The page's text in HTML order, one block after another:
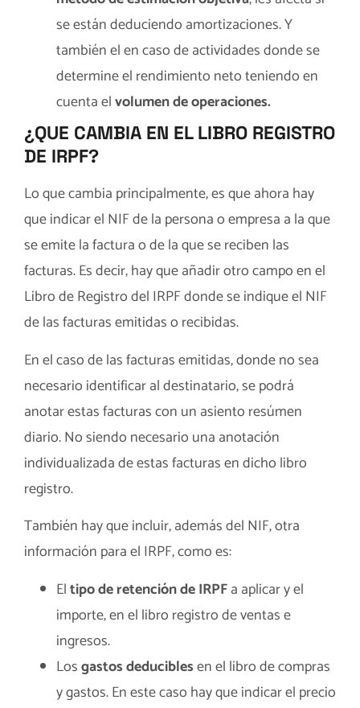
se están deduciendo amortizaciones. Y
también el en caso de actividades donde se
determine el rendimiento neto teniendo en
cuenta elvolumen de operaciones.
¿QUE CAMBIA EN EL LIBRO REGISTRO
DE IRPF?
Lo que cambia principalmente, es que ahora hay
que indicar el NIF de la persona o empresa a la que
se emite la factura o de la que se reciben las
facturas. Es decir, hay que añadir otro campo en el
Libro de Registro del IRPF donde se indique el NIF
de las facturas emitidas o recibidas.
En el caso de las facturas emitidas, donde no sea
necesario identificar al destinatario, se podrá
anotar estas facturas con un asiento resúmen
diario. No siendo necesario una anotación
individualizada de estas facturas en dicho libro
registro.
También hay que incluir, además del NIF, otra
información para el IRPF, como es:
Eltipo de retención de IRPFa aplicar y el
importe, en el libro registro de ventas e
ingresos.
Losgastos deduciblesen el libro de compras
y gastos. En este caso hay que indicar el precio